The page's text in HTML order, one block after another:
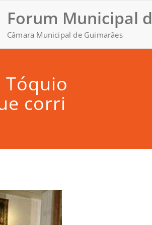
Forum Municipal
Câmara Municipal de Guimarães
Tóquio
corri